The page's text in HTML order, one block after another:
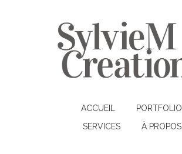
ACCUEIL
PORTFOLIO
SERVICES
À PROPOS